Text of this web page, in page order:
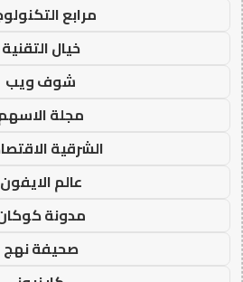
مرابع
خيال التقنية
شوف ويب
مجلة
الشرقية
عالم الايفون
مدونة
صحيفة نهج